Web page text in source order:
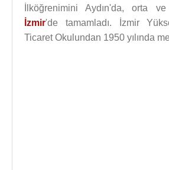
İlköğrenimini Aydın'da, orta
İzmir'de tamamladı. İzmir
Ticaret Okulundan 1950 yılında